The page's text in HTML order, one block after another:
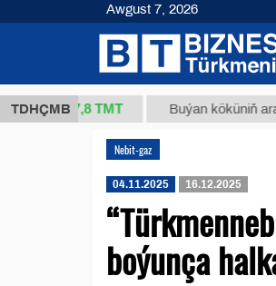
TDHÇMB
37,8 ТМТ Buýan köküniň
Nebit-gaz
04.11.2025 16.12.2025
boýunça
Awgust 7, 2026